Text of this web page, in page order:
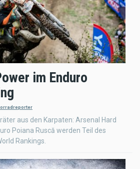
im Enduro
aus den Karpaten: Arsenal Hard
Poiana Ruscă werden Teil des
Rankings.